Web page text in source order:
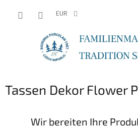
EUR
Tassen Dekor Flower
Wir bereiten Ihre